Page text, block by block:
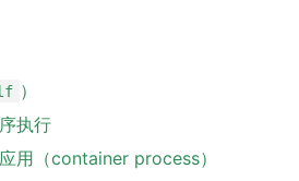
）
执行
用（container process）